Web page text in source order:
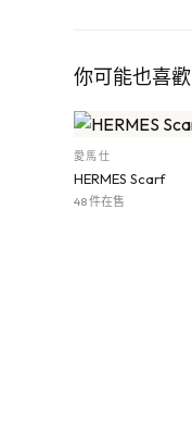
你可能也喜歡
愛馬仕
HERMES Scarf
48 件在售